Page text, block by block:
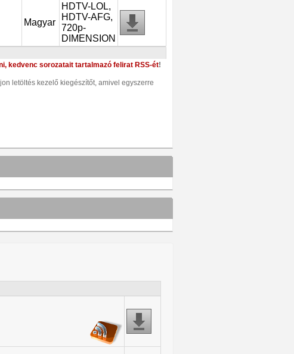
Magyar
HDTV-LOL,
HDTV-AFG,
720p-
DIMENSION
kedvenc sorozatait tartalmazó felirat RSS-ét!
letöltés kezelő kiegészítőt, amivel egyszerre